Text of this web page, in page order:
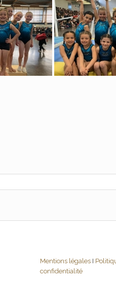
Mentions légales I
confidentialité